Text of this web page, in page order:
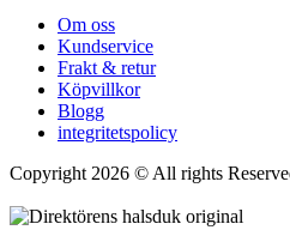
Om oss
Kundservice
Frakt & retur
Köpvillkor
Blogg
integritetspolicy
Copyright 2026 © All rights